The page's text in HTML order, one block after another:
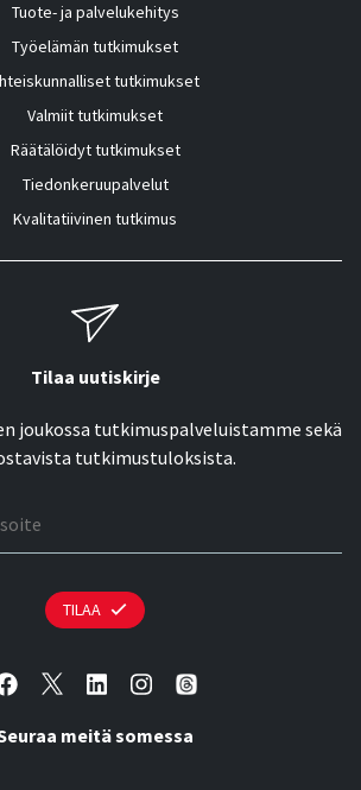
Tuote- ja palvelukehitys
Työelämän tutkimukset
tutkimukset
Valmiit tutkimukset
Räätälöidyt tutkimukset
Tiedonkeruupalvelut
Kvalitatiivinen tutkimus
Tilaa uutiskirje
joukossa tutkimuspalveluistamme sekä
tutkimustuloksista.
TILAA
meitä somessa